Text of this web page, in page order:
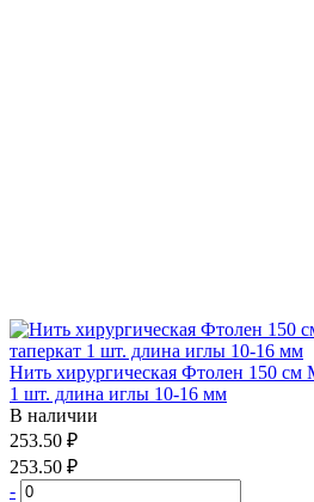
Нить хирургическая Фтолен 150 см
1 шт. длина иглы 10-16 мм
В наличии
253.50 ₽
253.50 ₽
-